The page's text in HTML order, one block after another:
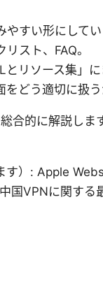
すい形にして
スト、FAQ。
リソース集」
どう適切に扱う
総合的に解説し
す）: Apple
VPNに関する